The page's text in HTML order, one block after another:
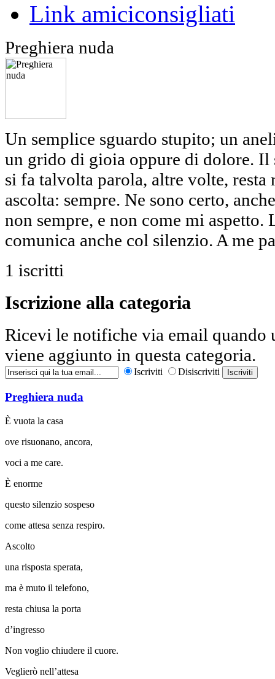
Link amiciconsigliati
Preghiera nuda
Un semplice sguardo stupito; un
un grido di gioia oppure di dolore. Il
si fa talvolta parola, altre volte,
ascolta: sempre. Ne sono certo,
non sempre, e non come mi aspetto.
comunica anche col silenzio. A me
1 iscritti
Iscrizione alla categoria
Ricevi le notifiche via email quando
viene aggiunto in questa categoria.
Iscriviti Disiscriviti
Preghiera nuda
È vuota la casa
ove risuonano, ancora,
voci a me care.
È enorme
questo silenzio sospeso
come attesa senza respiro.
Ascolto
una risposta sperata,
ma è muto il telefono,
resta chiusa la porta
d’ingresso
Non voglio chiudere il cuore.
Veglierò nell’attesa